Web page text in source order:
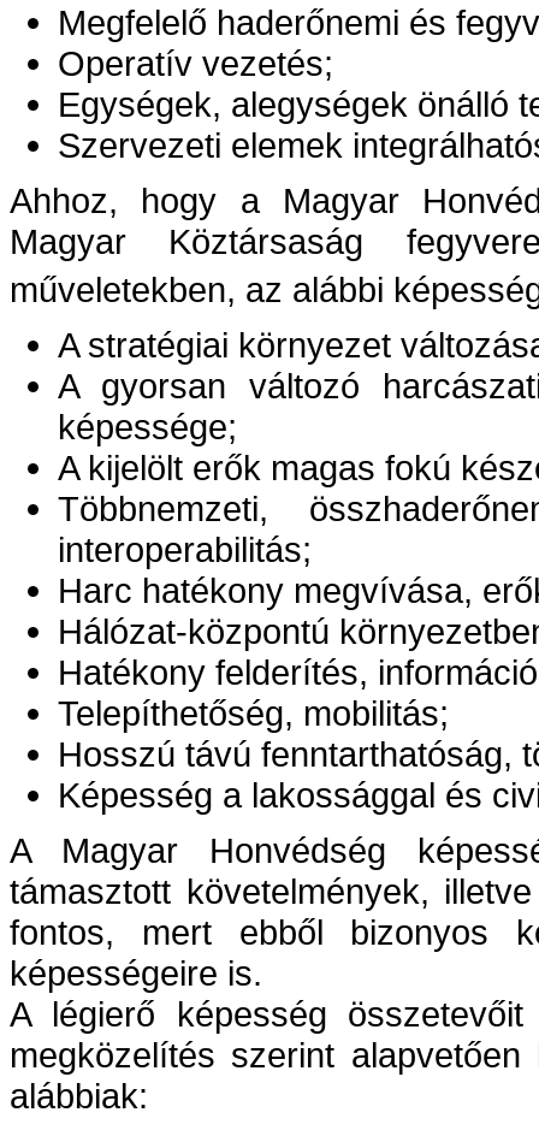
Megfelelő haderőnemi és
Operatív vezetés;
Egységek, alegységek önálló
Szervezeti elemek
Ahhoz, hogy a Magyar
Magyar Köztársaság
műveletekben, az alábbi
A stratégiai környezet
A gyorsan változó
képessége;
A kijelölt erők magas fokú
Többnemzeti,
interoperabilitás;
Harc hatékony megvívása,
Hálózat-központú
Hatékony felderítés,
Telepíthetőség, mobilitás;
Hosszú távú fenntarthatóság,
Képesség a lakossággal és
A Magyar Honvédség
támasztott követelmények,
fontos, mert ebből bizonyos
képességeire is.
A légierő képesség
megközelítés szerint
alábbiak: